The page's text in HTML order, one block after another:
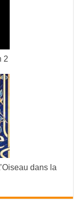
2
dans la